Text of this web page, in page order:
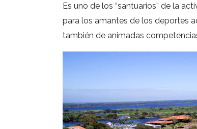
Es uno de los “santuarios” de la
para los amantes de los deportes
también de animadas